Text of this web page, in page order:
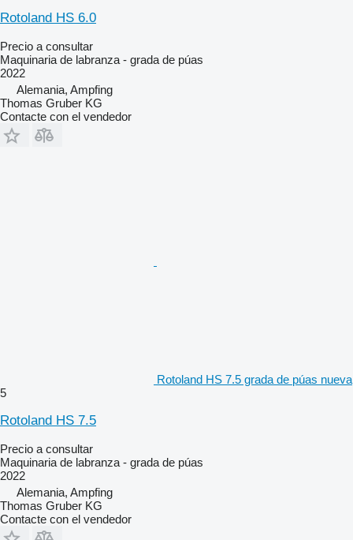
Rotoland HS 6.0
Precio a consultar
Maquinaria de labranza - grada de púas
2022
Alemania, Ampfing
Thomas Gruber KG
Contacte con el vendedor
Rotoland HS 7.5 grada de púas nueva
5
Rotoland HS 7.5
Precio a consultar
Maquinaria de labranza - grada de púas
2022
Alemania, Ampfing
Thomas Gruber KG
Contacte con el vendedor